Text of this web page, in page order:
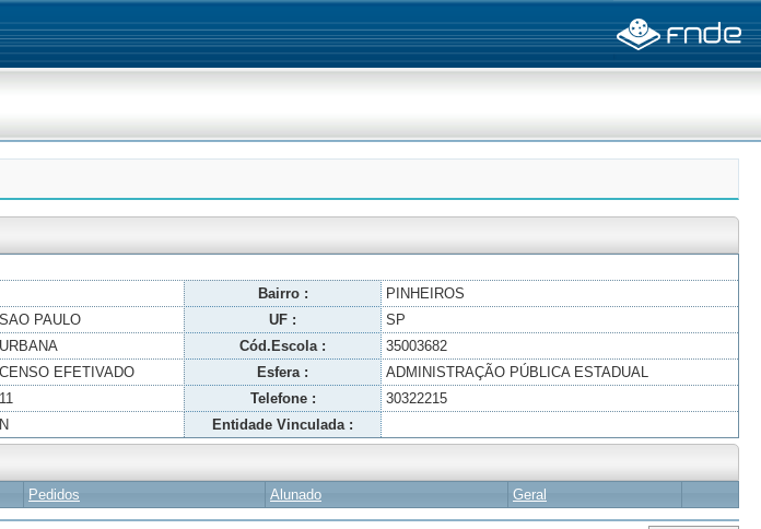
Bairro :
PINHEIROS
SAO PAULO UF :
SP
URBANA Cód.Escola :
35003682
CENSO EFETIVADO Esfera :
ADMINISTRAÇÃO PÚBLICA ESTADUAL
11 Telefone :
30322215
N Entidade Vinculada :
Pedidos Alunado Geral